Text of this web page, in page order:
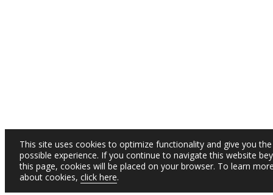
This site uses cookies to optimize functionality and give you
possible experience. If you continue to navigate this website
this page, cookies will be placed on your browser. To learn
about cookies, click here.